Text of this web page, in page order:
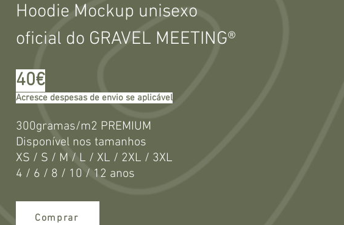
Hoodie Mockup unisexo
oficial do GRAVEL MEETING®
40€
Acresce despesas de envio se aplicável
300gramas/m2 PREMIUM
Disponível nos tamanhos
XS / S / M / L / XL / 2XL / 3XL
4 / 6 / 8 / 10 / 12 anos
Comprar